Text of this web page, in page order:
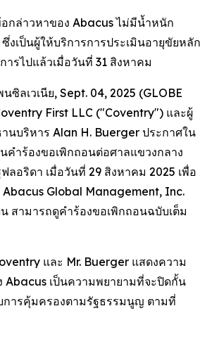
กล่าวหาของ Abacus ไม่มีน้ำหนัก
งเป็นผู้ให้บริการการประเมินอายุขัยหลัก
รไปแล้วเมื่อวันที่ 31 สิงหาคม
ซิลเวเนีย, Sept. 04, 2025 (GLOBE
First LLC ("Coventry") และผู้
นบริหาร Alan H. Buerger ประกาศใน
คำร้องขอเพิกถอนต่อศาลแขวงกลาง
ลอริดา เมื่อวันที่ 29 สิงหาคม 2025 เพื่อ
Global Management, Inc.
สามารถดูคำร้องขอเพิกถอนฉบับเต็ม
และ Mr. Buerger แสดงความ
Abacus เป็นความพยายามที่จะปิดกั้น
การคุ้มครองตามรัฐธรรมนูญ ตามที่